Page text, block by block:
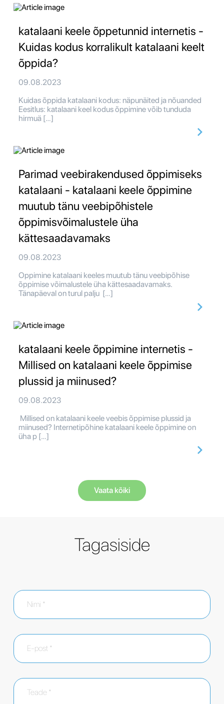
katalaani keele õppetunnid internetis -
Kuidas kodus korralikult katalaani keelt
õppida?
09.08.2023
Kuidas õppida katalaani kodus: näpunäited ja nõuanded
Eesitlus: katalaani keel kodus õppimine võib tunduda
hirmuä […]
Parimad veebirakendused õppimiseks
katalaani - katalaani keele õppimine
muutub tänu veebipõhistele
õppimisvõimalustele üha
kättesaadavamaks
09.08.2023
Oppimine katalaani keeles muutub tänu veebipõhise
õppimise võimalustele üha kättesaadavamaks.
Tänapäeval on turul palju […]
katalaani keele õppimine internetis -
Millised on katalaani keele õppimise
plussid ja miinused?
09.08.2023
Millised on katalaani keele veebis õppimise plussid ja
miinused? Internetipõhine katalaani keele õppimine on
üha p […]
Vaata kõiki
Tagasiside